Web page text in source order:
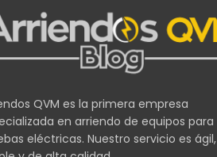
QVM es la primera empresa
en arriendo de equipos para
eléctricas. Nuestro servicio es ágil,